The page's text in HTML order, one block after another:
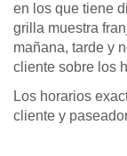
en los que tiene
grilla muestra
mañana, tarde y
cliente sobre los
Los horarios
cliente y